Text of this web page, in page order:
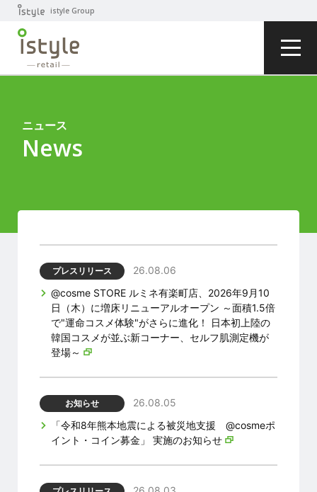
istyle Group
ニュース
News
プレスリリース
26.08.06
@cosme STORE ルミネ有楽町店、2026年9月10
日（木）に増床リニューアルオープン ～面積1.5倍
で"運命コスメ体験"がさらに進化！ 日本初上陸の
韓国コスメが並ぶ新コーナー、セルフ肌測定機が
登場～
お知らせ
26.08.05
「令和8年熊本地震による被災地支援 @cosmeポ
イント・コイン募金」 実施のお知らせ